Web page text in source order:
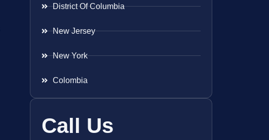
District Of Columbia
New Jersey
New York
Colombia
Call Us